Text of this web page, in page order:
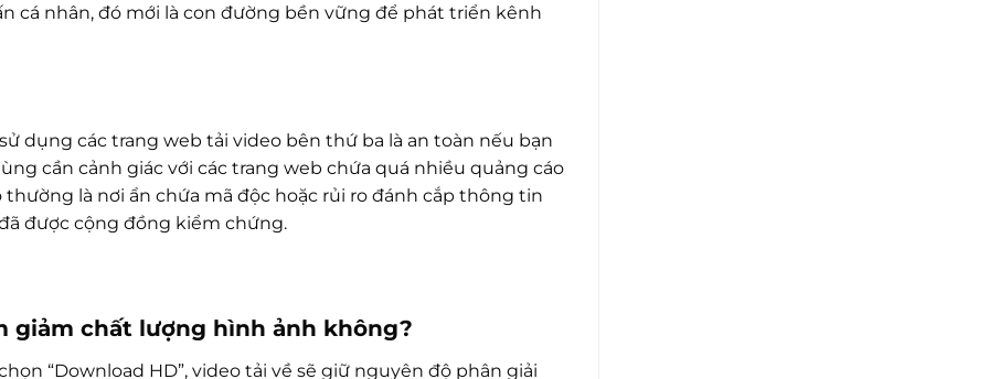
cá nhân, đó mới là con đường bền vững để phát triển kênh
dụng các trang web tải video bên thứ ba là an toàn nếu bạn
cần cảnh giác với các trang web chứa quá nhiều quảng cáo
là nơi ẩn chứa mã độc hoặc rủi ro đánh cắp thông tin
được cộng đồng kiểm chứng.
giảm chất lượng hình ảnh không?
“Download HD”, video tải về sẽ giữ nguyên độ phân giải